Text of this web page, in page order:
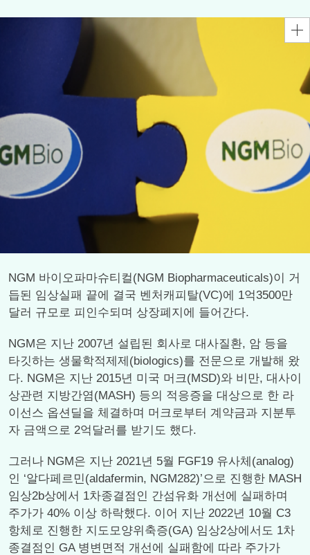
NGM 바이오파마슈티컬(NGM Biopharmaceuticals)이 거
듭된 임상실패 끝에 결국 벤처캐피탈(VC)에 1억3500만
달러 규모로 피인수되며 상장폐지에 들어간다.
NGM은 지난 2007년 설립된 회사로 대사질환, 암 등을
타깃하는 생물학적제제(biologics)를 전문으로 개발해 왔
다. NGM은 지난 2015년 미국 머크(MSD)와 비만, 대사이
상관련 지방간염(MASH) 등의 적응증을 대상으로 한 라
이선스 옵션딜을 체결하며 머크로부터 계약금과 지분투
자 금액으로 2억달러를 받기도 했다.
그러나 NGM은 지난 2021년 5월 FGF19 유사체(analog)
인 ‘알다페르민(aldafermin, NGM282)’으로 진행한 MASH
임상2b상에서 1차종결점인 간섬유화 개선에 실패하며
주가가 40% 이상 하락했다. 이어 지난 2022년 10월 C3
항체로 진행한 지도모양위축증(GA) 임상2상에서도 1차
종결점인 GA 병변면적 개선에 실패함에 따라 주가가